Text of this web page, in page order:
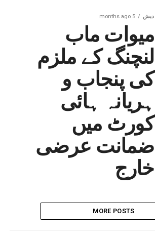
دیش 5 months ago
میوات ماب
لنچنگ کے ملزم
کی پنجاب و
ہریانہ ہائی
کورٹ میں
ضمانت عرضی
خارج
MORE POSTS